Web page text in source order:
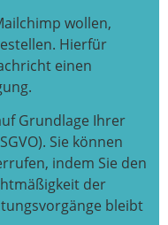
wollen,
Hierfür
einen
Grundlage Ihrer
Sie können
indem Sie den
der
bleibt